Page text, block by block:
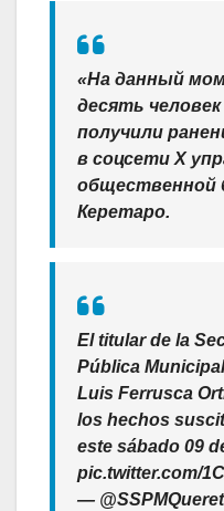
«На данный
десять
получили
в соцсети X
общественной
Керетаро.
El titular de la
Pública
Luis Ferrusca
los hechos
este sábado 09
pic.twitter.com/
—